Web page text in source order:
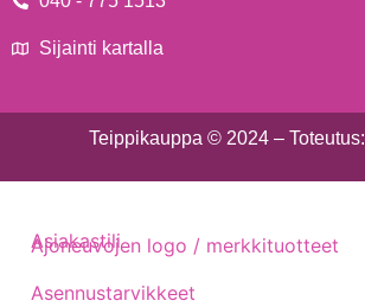
Sijainti kartalla
Teippikauppa © 2024 – Toteutus:
Ajoneuvojen logo / merkkituotteet
Asennustarvikkeet
Asiakastili